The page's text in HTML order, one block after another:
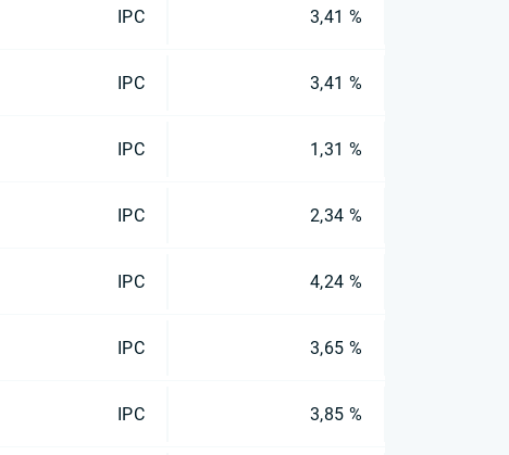
IPC 3,41 %
IPC 3,41 %
IPC 1,31 %
IPC 2,34 %
IPC 4,24 %
IPC 3,65 %
IPC 3,85 %